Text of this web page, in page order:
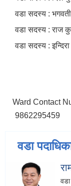
वडा सदस्य :
वडा सदस्य : राज
वडा सदस्य :
Ward Contact
9862295459
वडा